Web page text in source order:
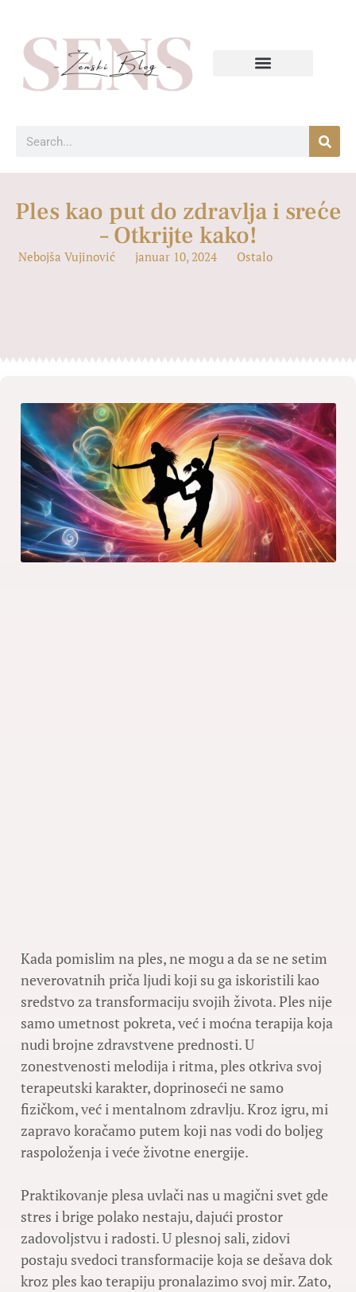
Ples kao put do zdravlja i sreće
– Otkrijte kako!
Nebojša Vujinović januar 10, 2024 Ostalo
Kada pomislim na ples, ne mogu a da se ne setim
neverovatnih priča ljudi koji su ga iskoristili kao
sredstvo za transformaciju svojih života. Ples nije
samo umetnost pokreta, već i moćna terapija koja
nudi brojne zdravstvene prednosti. U
zonestvenosti melodija i ritma, ples otkriva svoj
terapeutski karakter, doprinoseći ne samo
fizičkom, već i mentalnom zdravlju. Kroz igru, mi
zapravo koračamo putem koji nas vodi do boljeg
raspoloženja i veće životne energije.
Praktikovanje plesa uvlači nas u magični svet gde
stres i brige polako nestaju, dajući prostor
zadovoljstvu i radosti. U plesnoj sali, zidovi
postaju svedoci transformacije koja se dešava dok
kroz ples kao terapiju pronalazimo svoj mir. Zato,